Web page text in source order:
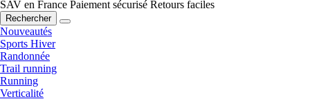
SAV en France Paiement sécurisé Retours faciles
Rechercher
Nouveautés
Sports Hiver
Randonnée
Trail running
Running
Verticalité